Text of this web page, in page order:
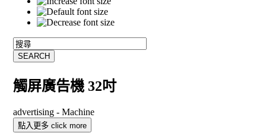
觸屏廣告機 32吋
advertising -Machine
點入更多 click more